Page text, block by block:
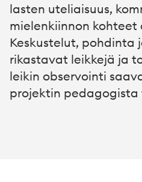
lasten uteliaisuus,
mielenkiinnon kohteet
Keskustelut, pohdinta
rikastavat leikkejä ja
leikin observointi
projektin